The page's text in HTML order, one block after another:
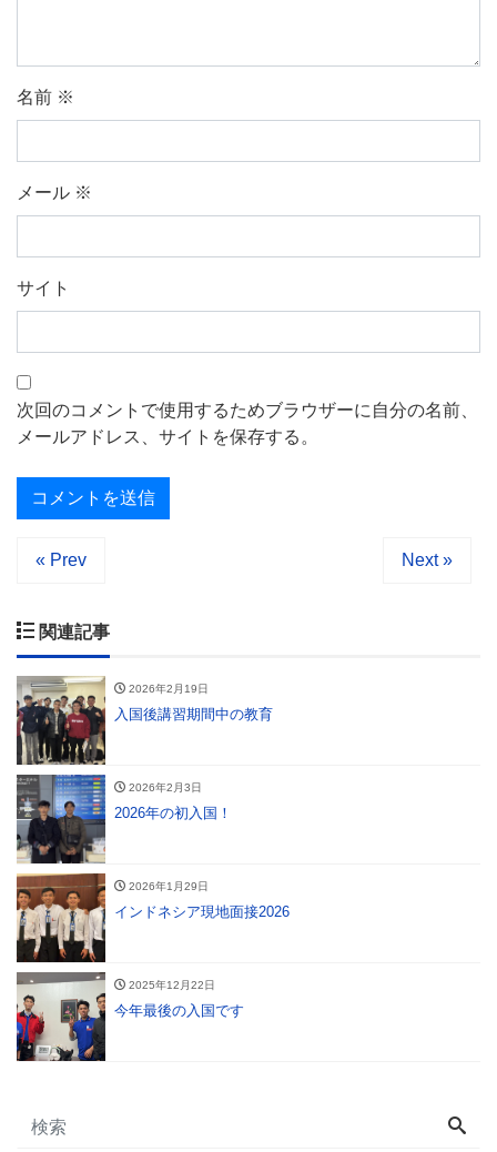
名前 ※
メール ※
サイト
次回のコメントで使用するためブラウザーに自分の名前、
メールアドレス、サイトを保存する。
« Prev Next »
関連記事
2026年2月19日
入国後講習期間中の教育
2026年2月3日
2026年の初入国！
2026年1月29日
インドネシア現地面接2026
2025年12月22日
今年最後の入国です